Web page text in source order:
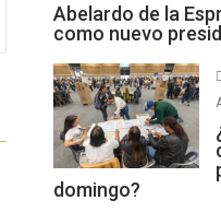
Abelardo de la
como nuevo
domingo?